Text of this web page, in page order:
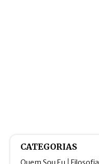
CATEGORIAS